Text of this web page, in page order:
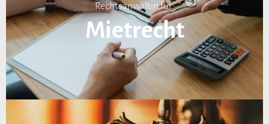
Rechtsanwältin für:
Mietrecht